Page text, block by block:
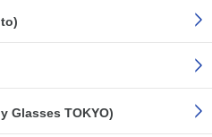
Glasses TOKYO)